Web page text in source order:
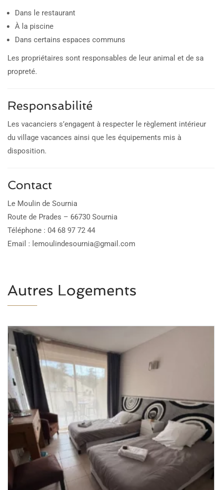
Dans le restaurant
À la piscine
Dans certains espaces communs
Les propriétaires sont responsables de leur animal et de sa
propreté.
Responsabilité
Les vacanciers s’engagent à respecter le règlement intérieur
du village vacances ainsi que les équipements mis à
disposition.
Contact
Le Moulin de Sournia
Route de Prades – 66730 Sournia
Téléphone : 04 68 97 72 44
Email : lemoulindesournia@gmail.com
Autres Logements